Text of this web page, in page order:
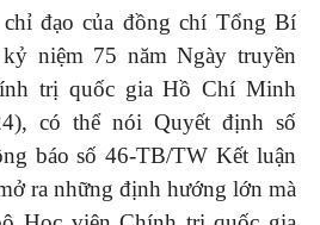
đạo của đồng chí Tổng Bí
niệm 75 năm Ngày truyền
trị quốc gia Hồ Chí Minh
có thể nói Quyết định số
báo số 46-TB/TW Kết luận
ra những định hướng lớn mà